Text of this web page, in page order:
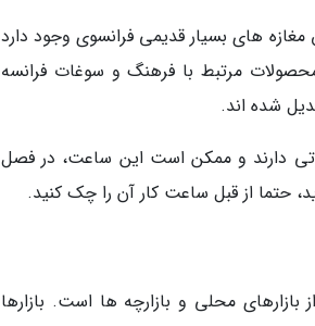
های بسیار قدیمی فرانسوی وجود دارد
مرتبط با فرهنگ و سوغات فرانسه
شده اند.
دارند و ممکن است این ساعت، در فصل
حتما از قبل ساعت کار آن را چک کنید.
محلی و بازارچه ها است. بازارها